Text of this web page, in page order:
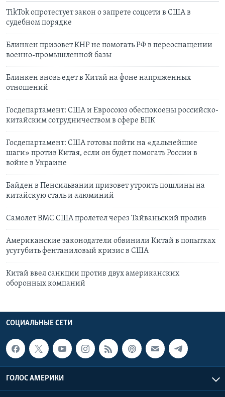
TikTok опротестует закон о запрете соцсети в США в
судебном порядке
Блинкен призовет КНР не помогать РФ в переоснащении
военно-промышленной базы
Блинкен вновь едет в Китай на фоне напряженных
отношений
Госдепартамент: США и Евросоюз обеспокоены российско-
китайским сотрудничеством в сфере ВПК
Госдепартамент: США готовы пойти на «дальнейшие
шаги» против Китая, если он будет помогать России в
войне в Украине
Байден в Пенсильвании призовет утроить пошлины на
китайскую сталь и алюминий
Самолет ВМС США пролетел через Тайваньский пролив
Американские законодатели обвинили Китай в попытках
усугубить фентаниловый кризис в США
Китай ввел санкции против двух американских
оборонных компаний
СОЦИАЛЬНЫЕ СЕТИ
ГОЛОС АМЕРИКИ